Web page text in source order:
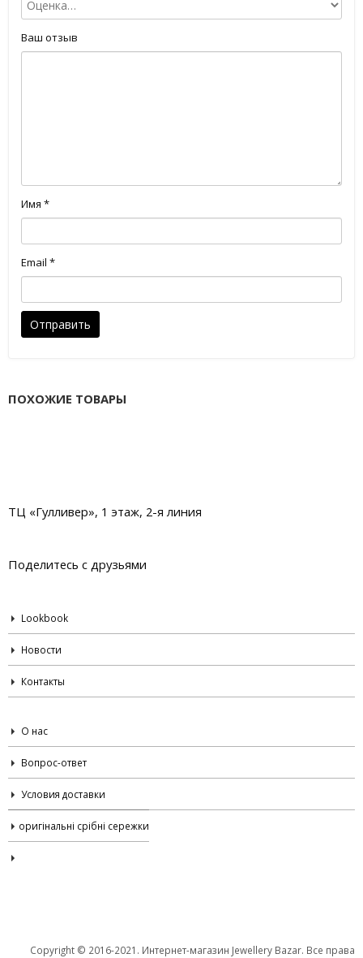
Ваш отзыв
Имя *
Email *
ПОХОЖИЕ ТОВАРЫ
ТЦ «Гулливер», 1 этаж, 2-я линия
Поделитесь с друзьями
Lookbook
Новости
Контакты
О нас
Вопрос-ответ
Условия доставки
оригінальні срібні сережки
Copyright © 2016-2021. Интернет-магазин Jewellery Bazar. Все права